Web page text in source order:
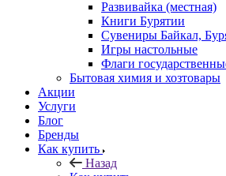
Развивайка (местная)
Книги Бурятии
Сувениры Байкал,
Игры настольные
Флаги
Бытовая химия и хозтовары
Акции
Услуги
Блог
Бренды
Как купить
Назад